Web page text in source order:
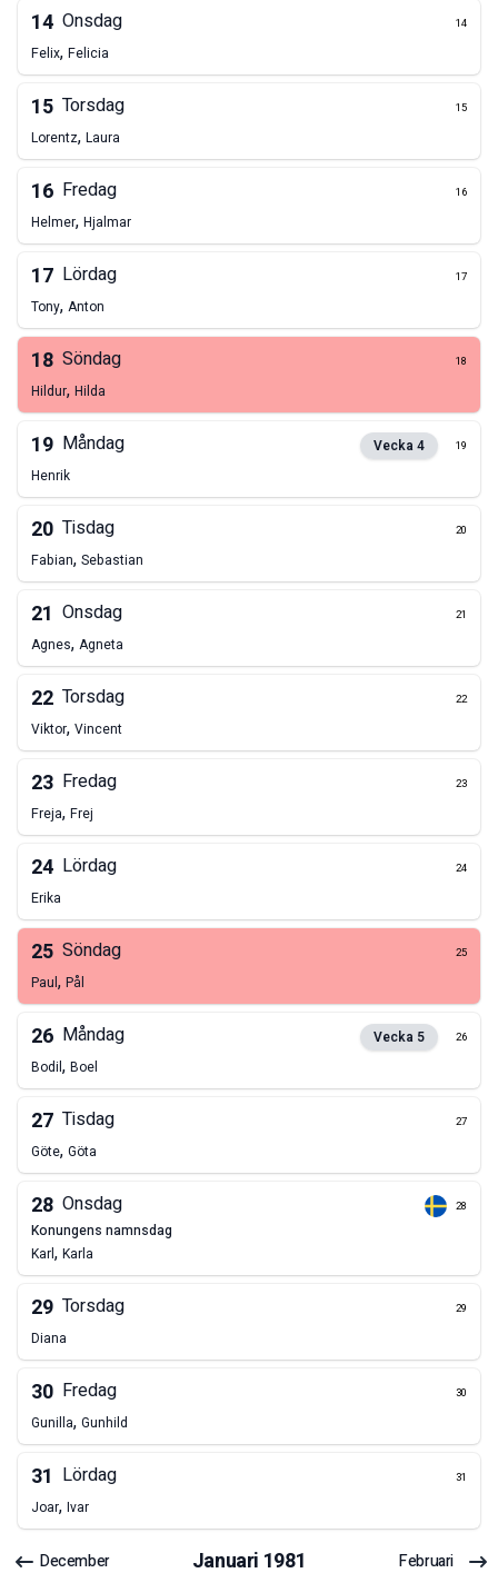
14 Onsdag 14
Felix, Felicia
15 Torsdag 15
Lorentz, Laura
16 Fredag 16
Helmer, Hjalmar
17 Lördag 17
Tony, Anton
18 Söndag 18
Hildur, Hilda
19 Måndag Vecka4 19
Henrik
20 Tisdag 20
Fabian, Sebastian
21 Onsdag 21
Agnes, Agneta
22 Torsdag 22
Viktor, Vincent
23 Fredag 23
Freja, Frej
24 Lördag 24
Erika
25 Söndag 25
Paul, Pål
26 Måndag Vecka 5 26
Bodil, Boel
27 Tisdag 27
Göte, Göta
28 Onsdag 28
konungens namnsdag
Karl, Karla
29 Torsdag 29
Diana
30 Fredag 30
Gunilla, Gunhild
31 Lördag 31
Joar, Ivar
December Januari 1981 Februari